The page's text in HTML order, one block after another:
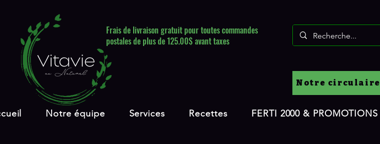
Frais de livraison gratuit pour toutes commandes
postales de plus de 125.00$ avant taxes
Notre circulaire
Notre équipe Services Recettes FERTI 2000 & PROMOTIONS